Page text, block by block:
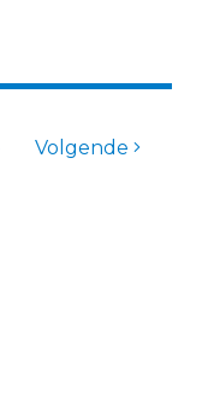
Volgende